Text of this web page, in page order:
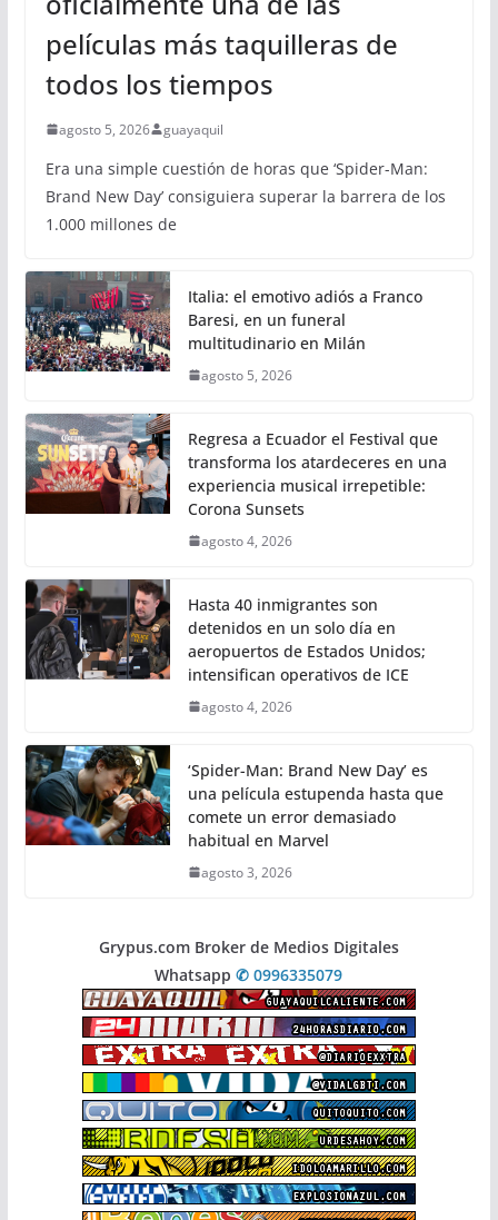
películas más taquilleras de
todos los tiempos
agosto 5, 2026 guayaquil
Era una simple cuestión de horas que ‘Spider-Man:
Brand New Day’ consiguiera superar la barrera de los
1.000 millones de
Italia: el emotivo adiós a Franco
Baresi, en un funeral
multitudinario en Milán
agosto 5, 2026
Regresa a Ecuador el Festival que
transforma los atardeceres en una
experiencia musical irrepetible:
Corona Sunsets
agosto 4, 2026
Hasta 40 inmigrantes son
detenidos en un solo día en
aeropuertos de Estados Unidos;
intensifican operativos de ICE
agosto 4, 2026
‘Spider-Man: Brand New Day’ es
una película estupenda hasta que
comete un error demasiado
habitual en Marvel
agosto 3, 2026
Grypus.com Broker de Medios Digitales
Whatsapp✆ 0996335079